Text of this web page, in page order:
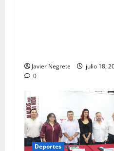
Javier Negrete
julio 18,
0
Deportes